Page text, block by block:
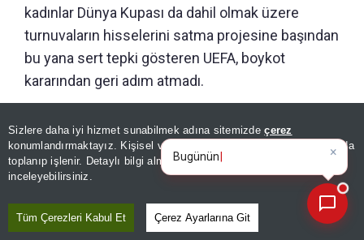
Sizlere daha iyi hizmet sunabilmek adına sitemizdeçerez
konumlandırmaktayız. Kişisel verileriniz, KVKK ve GDPR kapsamında
toplanıp işlenir. Detaylı bilgi almak içinAydınlatma Metnimizi
inceleyebilirsiniz.
Tüm Çerezleri Kabul Et Çerez Ayarlarına Git
kadınlar Dünya Kupası da dahil olmak üzere
turnuvaların hisselerini satma projesine başından
bu yana sert tepki gösteren UEFA, boykot
kararından geri adım atmadı.
ÖNERİLEN HABERLER
SPOR
Suarez benzetmesi! "En iyi
halini henüz görmediniz"
×
Bugünün öne çıkan manşetleri
ve gelişmeleri neler